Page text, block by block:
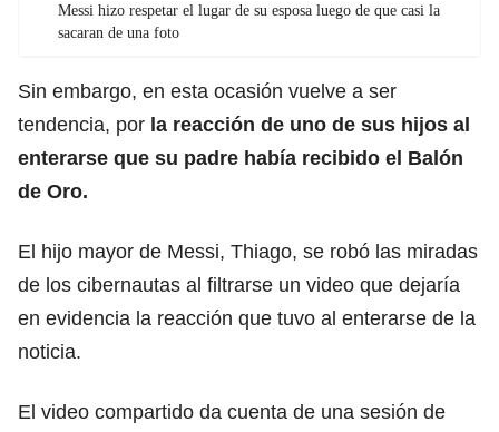
Messi hizo respetar el lugar de su esposa luego de que casi la
sacaran de una foto
Sin embargo, en esta ocasión vuelve a ser
tendencia, por la reacción de uno de sus hijos al
enterarse que su padre había recibido el Balón
de Oro.
El hijo mayor de Messi, Thiago, se robó las miradas
de los cibernautas al filtrarse un video que dejaría
en evidencia la reacción que tuvo al enterarse de la
noticia.
El video compartido da cuenta de una sesión de